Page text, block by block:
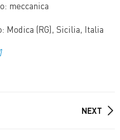
meccanica
Modica (RG), Sicilia, Italia
NEXT